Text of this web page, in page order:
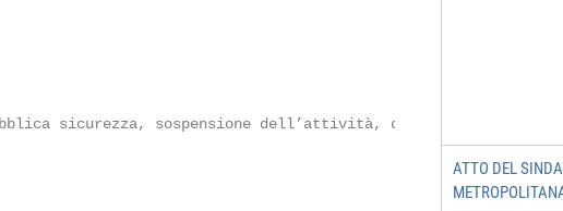
16
16
16
17
sicurezza, sospensione dell’attività, divieto
17
18
18
ATTO DEL